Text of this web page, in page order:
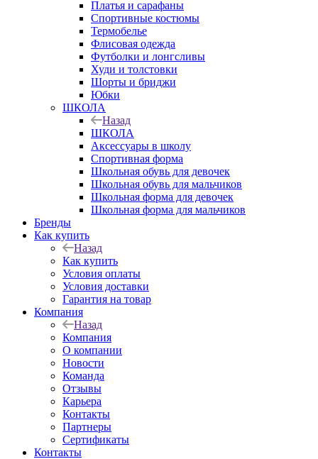
Платья и сарафаны
Спортивные костюмы
Термобелье
Флисовая одежда
Футболки и лонгсливы
Худи и толстовки
Шорты и бриджи
Юбки
ШКОЛА
Назад
ШКОЛА
Аксессуары в школу
Спортивная форма
Школьная обувь для девочек
Школьная обувь для мальчиков
Школьная форма для девочек
Школьная форма для мальчиков
Бренды
Как купить
Назад
Как купить
Условия оплаты
Условия доставки
Гарантия на товар
Компания
Назад
Компания
О компании
Новости
Команда
Отзывы
Карьера
Контакты
Партнеры
Сертификаты
Контакты